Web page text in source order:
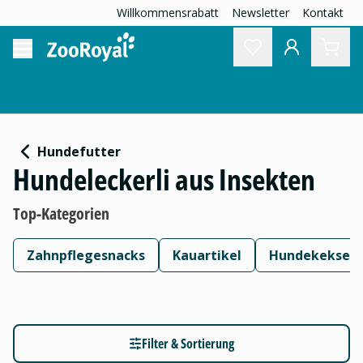
Willkommensrabatt Newsletter Kontakt
Hundefutter
Hundeleckerli aus Insekten
Top-Kategorien
Zahnpflegesnacks Kauartikel Hundekekse
Filter & Sortierung